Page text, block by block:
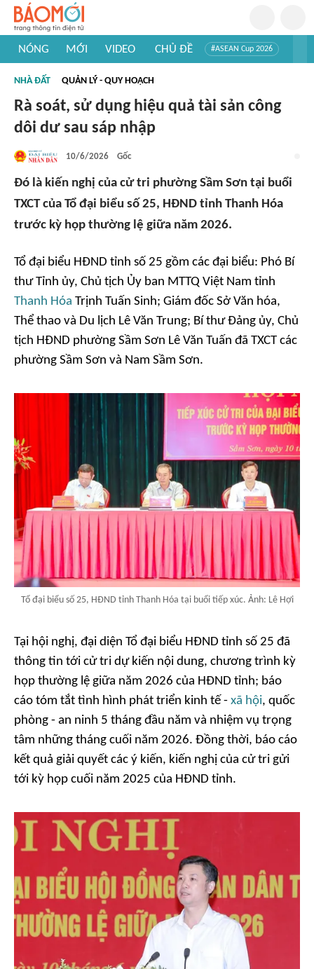
NÓNG MỚI VIDEO CHỦ ĐỀ #ASEAN Cup 2026
#Khám phá thế giới
NHÀ ĐẤT QUẢN LÝ - QUY HOẠCH
Rà soát, sử dụng hiệu quả tài sản công
dôi dư sau sáp nhập
10/6/2026 Gốc
Đó là kiến nghị của cử tri phường Sầm Sơn tại buổi
TXCT của Tổ đại biểu số 25, HĐND tỉnh Thanh Hóa
trước kỳ họp thường lệ giữa năm 2026.
Tổ đại biểu HĐND tỉnh số 25 gồm các đại biểu: Phó Bí
thư Tỉnh ủy, Chủ tịch Ủy ban MTTQ Việt Nam tỉnh
Thanh Hóa Trịnh Tuấn Sinh; Giám đốc Sở Văn hóa,
Thể thao và Du lịch Lê Văn Trung; Bí thư Đảng ủy, Chủ
tịch HĐND phường Sầm Sơn Lê Văn Tuấn đã TXCT các
phường Sầm Sơn và Nam Sầm Sơn.
Tổ đại biểu số 25, HĐND tỉnh Thanh Hóa tại buổi tiếp xúc. Ảnh: Lê Hợi
Tại hội nghị, đại diện Tổ đại biểu HĐND tỉnh số 25 đã
thông tin tới cử tri dự kiến nội dung, chương trình kỳ
họp thường lệ giữa năm 2026 của HĐND tỉnh; báo
cáo tóm tắt tình hình phát triển kinh tế - xã hội, quốc
phòng - an ninh 5 tháng đầu năm và nhiệm vụ trọng
tâm những tháng cuối năm 2026. Đồng thời, báo cáo
kết quả giải quyết các ý kiến, kiến nghị của cử tri gửi
tới kỳ họp cuối năm 2025 của HĐND tỉnh.